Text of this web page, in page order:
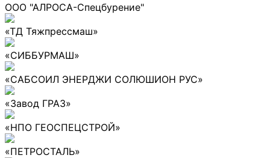
ООО "АЛРОСА-Спецбурение"
«ТД Тяжпрессмаш»
«СИББУРМАШ»
«САБСОИЛ ЭНЕРДЖИ СОЛЮШИОН РУС»
«Завод ГРАЗ»
«НПО ГЕОСПЕЦСТРОЙ»
«ПЕТРОСТАЛЬ»